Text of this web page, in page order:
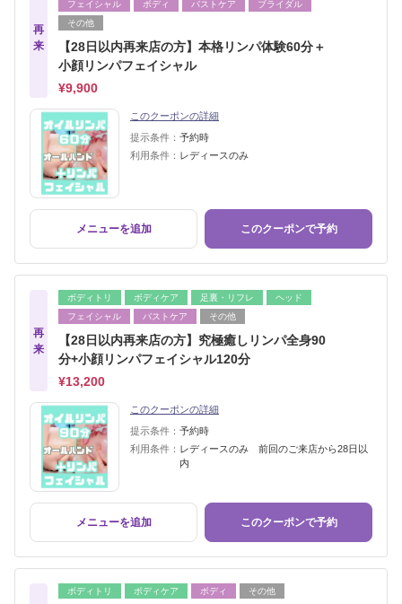
再
来
フェイシャル
ボディ バストケア
ブライダル
その他
【28日以内再来店の方】本格リンパ体験60分＋
小顔リンパフェイシャル
¥9,900
このクーポンの詳細
提示条件： 予約時
利用条件： レディースのみ
メニューを追加 このクーポンで予約
再
来
ボディトリ ボディケア 足裏・リフレ
ヘッド
フェイシャル
バストケア その他
【28日以内再来店の方】究極癒しリンパ全身90
分+小顔リンパフェイシャル120分
¥13,200
このクーポンの詳細
提示条件： 予約時
利用条件： レディースのみ 前回のご来店から28日以
内
メニューを追加 このクーポンで予約
ボディトリ ボディケア ボディ その他